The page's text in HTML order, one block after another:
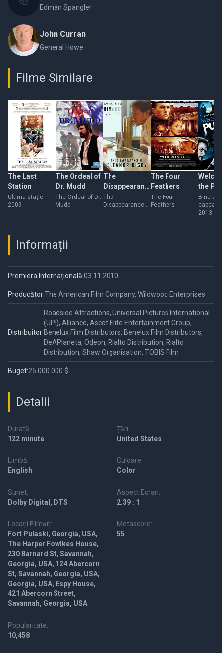
Edman Spangler
John Curran
General Howe
Filme Similare
The Last
Station
Ultima stație
2009
The Ordeal of
Dr. Mudd
The Ordeal of Dr.
Mudd
The
Disappearance
of Eleanor
Rigby: Him
The
Disappearance
The Four
Feathers
The Four
Feathers
the
Bine ati
capcana
2013
Informații
Premiera Internațională:03.11.2010
Producător:The American Film Company, Wildwood Enterprises
Distribuitor:
Roadside Attractions, Universal Pictures International
(UPI), Alliance, Ascot Elite Entertainment Group,
Benelux Film Distributors, Benelux Film Distributors,
DeAPlaneta, Odeon, Rialto Distribution, Rialto
Distribution, Shaw Organisation, TOBIS Film
Buget:25.000.000 $
Detalii
Durată:
122 minute
Țări:
United States
Limbă:
English
Culoare:
Color
Sunet:
Dolby Digital, DTS
Aspect Ecran:
2.39 : 1
Locații Filmări:
Fort Pulaski, Georgia, USA,
The Harper Fowlkes House,
230 Barnard St, Savannah,
Georgia, USA, 124 Abercorn
St, Savannah, Georgia, USA,
Georgia, USA, Espy House,
421 Abercorn Street,
Savannah, Georgia, USA
Metascore:
55
Popularitate:
10,458